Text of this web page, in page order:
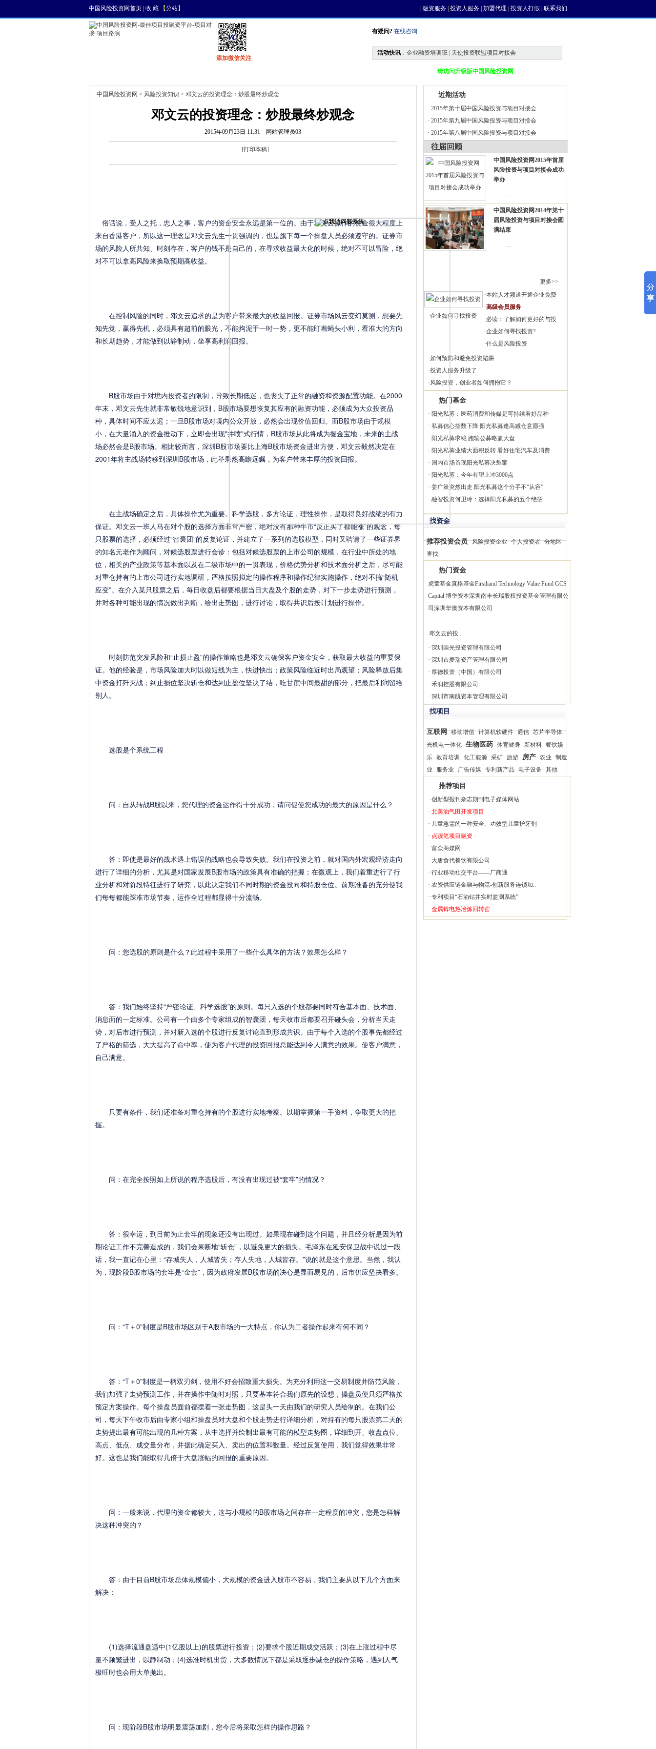
中国风险投资网首页 收 藏 【分站】 融资服务 投资人服务 加盟代理 投资人打假 联系我们
添加微信关注
有疑问? 在线咨询
活动快讯 ： 企业融资培训班 | 天使投资联盟项目对接会
请访问升级版中国风险投资网
中国风险投资网 > 风险投资知识 > 邓文云的投资理念：炒股最终炒观念
邓文云的投资理念：炒股最终炒观念
2015年09月23日 11:31 网站管理员03
[打印本稿]
俗话说，受人之托，忠人之事，客户的资金安全永远是第一位的。由于邓文云操作的资金很大程度上
来自香港客户，所以这一理念是邓文云先生一贯强调的，也是旗下每一个操盘人员必须遵守的。证券市
场的风险人所共知、时刻存在，客户的钱不是自己的，在寻求收益最大化的时候，绝对不可以冒险，绝
对不可以拿高风险来换取预期高收益。
在控制风险的同时，邓文云追求的是为客户带来最大的收益回报。证券市场风云变幻莫测，想要先
知先觉，赢得先机，必须具有超前的眼光，不能拘泥于一时一势，更不能盯着蝇头小利，看准大的方向
和长期趋势，才能做到以静制动，坐享高利润回报。
B股市场由于对境内投资者的限制，导致长期低迷，也丧失了正常的融资和资源配置功能。在2000
年末，邓文云先生就非常敏锐地意识到，B股市场要想恢复其应有的融资功能，必须成为大众投资品
种，具体时间不应太迟；一旦B股市场对境内公众开放，必然会出现价值回归。而B股市场由于规模
小，在大量涌入的资金推动下，立即会出现"井喷"式行情，B股市场从此将成为掘金宝地，未来的主战
场必然会是B股市场。相比较而言，深圳B股市场要比上海B股市场资金进出方便，邓文云毅然决定在
2001年将主战场转移到深圳B股市场，此举果然高瞻远瞩，为客户带来丰厚的投资回报。
在主战场确定之后，具体操作尤为重要。科学选股，多方论证，理性操作，是取得良好战绩的有力
保证。邓文云一班人马在对个股的选择方面非常严密，绝对没有那种牛市“反正买了都能涨”的观念，每
只股票的选择，必须经过“智囊团”的反复论证，并建立了一系列的选股模型，同时又聘请了一些证券界
的知名元老作为顾问，对候选股票进行会诊：包括对候选股票的上市公司的规模，在行业中所处的地
位，相关的产业政策等基本面以及在二级市场中的一贯表现，价格优势分析和技术面分析之后，尽可能
对重仓持有的上市公司进行实地调研，严格按照拟定的操作程序和操作纪律实施操作，绝对不搞“随机
应变”。在介入某只股票之后，每日收盘后都要根据当日大盘及个股的走势，对下一步走势进行预测，
并对各种可能出现的情况做出判断，绘出走势图，进行讨论，取得共识后按计划进行操作。
时刻防范突发风险和“止损止盈”的操作策略也是邓文云确保客户资金安全，获取最大收益的重要保
证。他的经验是，市场风险加大时以做短线为主，快进快出；政策风险临近时出局观望；风险释放后集
中资金打歼灭战；到止损位坚决斩仓和达到止盈位坚决了结，吃甘蔗中间最甜的部分，把最后利润留给
别人。
选股是个系统工程
问：自从转战B股以来，您代理的资金运作得十分成功，请问促使您成功的最大的原因是什么？
答：即使是最好的战术遇上错误的战略也会导致失败。我们在投资之前，就对国内外宏观经济走向
进行了详细的分析，尤其是对国家发展B股市场的政策具有准确的把握；在微观上，我们着重进行了行
业分析和对阶段特征进行了研究，以此决定我们不同时期的资金投向和持股仓位。前期准备的充分使我
们每每都能踩准市场节奏，运作全过程都显得十分流畅。
问：您选股的原则是什么？此过程中采用了一些什么具体的方法？效果怎么样？
答：我们始终坚持“严密论证、科学选股”的原则。每只入选的个股都要同时符合基本面、技术面、
消息面的一定标准。公司有一个由多个专家组成的智囊团，每天收市后都要召开碰头会，分析当天走
势，对后市进行预测，并对新入选的个股进行反复讨论直到形成共识。由于每个入选的个股事先都经过
了严格的筛选，大大提高了命中率，使为客户代理的投资回报总能达到令人满意的效果。使客户满意，
自己满意。
只要有条件，我们还准备对重仓持有的个股进行实地考察。以期掌握第一手资料，争取更大的把
握。
问：在完全按照如上所说的程序选股后，有没有出现过被“套牢”的情况？
答：很幸运，到目前为止套牢的现象还没有出现过。如果现在碰到这个问题，并且经分析是因为前
期论证工作不完善造成的，我们会果断地“斩仓”，以避免更大的损失。毛泽东在延安保卫战中说过一段
话，我一直记在心里：“存城失人，人城皆失；存人失地，人城皆存。”说的就是这个意思。当然，我认
为，现阶段B股市场的套牢是“金套”，因为政府发展B股市场的决心是显而易见的，后市仍应坚决看多。
问：“T＋0”制度是B股市场区别于A股市场的一大特点，你认为二者操作起来有何不同？
答：“T＋0”制度是一柄双刃剑，使用不好会招致重大损失。为充分利用这一交易制度并防范风险，
我们加强了走势预测工作，并在操作中随时对照，只要基本符合我们原先的设想，操盘员便只须严格按
预定方案操作。每个操盘员面前都摆着一张走势图，这是头一天由我们的研究人员绘制的。在我们公
司，每天下午收市后由专家小组和操盘员对大盘和个股走势进行详细分析，对持有的每只股票第二天的
走势提出最有可能出现的几种方案，从中选择并绘制出最有可能的模型走势图，详细到开、收盘点位、
高点、低点、成交量分布，并据此确定买入、卖出的位置和数量。经过反复使用，我们觉得效果非常
好。这也是我们能取得几倍于大盘涨幅的回报的重要原因。
问：一般来说，代理的资金都较大，这与小规模的B股市场之间存在一定程度的冲突，您是怎样解
决这种冲突的？
答：由于目前B股市场总体规模偏小，大规模的资金进入股市不容易，我们主要从以下几个方面来
解决：
(1)选择流通盘适中(1亿股以上)的股票进行投资；(2)要求个股近期成交活跃；(3)在上涨过程中尽
量不频繁进出，以静制动；(4)选准时机出货，大多数情况下都是采取逐步减仓的操作策略，遇到人气
极旺时也会用大单抛出。
问：现阶段B股市场明显震荡加剧，您今后将采取怎样的操作思路？
近期活动
· 2015年第十届中国风险投资与项目对接会
· 2015年第九届中国风险投资与项目对接会
· 2015年第八届中国风险投资与项目对接会
往届回顾
中国风险投资网2015年首届
风险投资与项目对接会成功
举办
...
中国风险投资网2014年第十
届风险投资与项目对接会圆
满结束
...
更多>>
企业如何寻找投资
·本站人才频道开通企业免费
·高级会员服务
·必读：了解如何更好的与投
·企业如何寻找投资?
·什么是风险投资
·如何预防和避免投资陷阱
·投资人服务升级了
·风险投资，创业者如何拥抱它？
热门基金
· 阳光私募：医药消费和传媒是可持续看好品种
· 私募信心指数下降 阳光私募逢高减仓意愿强
· 阳光私募求稳 跑输公募略赢大盘
· 阳光私募业绩大面积反转 看好住宅汽车及消费
· 国内市场首现阳光私募决裂案
· 阳光私募：今年有望上冲3000点
· 姜广策突然出走 阳光私募这个分手不“从容”
· 融智投资何卫玲：选择阳光私募的五个绝招
找资金
推荐投资会员 风险投资企业 个人投资者 分地区
查找
热门资金
虎童基金真格基金Firsthand Technology Value Fund GCS
Capital 博华资本深圳南丰长瑞股权投资基金管理有限公
司 深圳华澳资本有限公司
邓文云的投..
· 深圳崇光投资管理有限公司
· 深圳市麦瑞资产管理有限公司
· 厚德投资（中国）有限公司
· 禾润控股有限公司
· 深圳市南航资本管理有限公司
找项目
互联网 移动增值 计算机软硬件 通信 芯片半导体
光机电一体化 生物医药 体育健身 新材料 餐饮娱
乐 教育培训 化工能源 采矿 旅游 房产 农业
制造
业
服务业 广告传媒 专利新产品 电子设备 其他
推荐项目
· 创新型报刊杂志期刊电子媒体网站
· 北美油气田开发项目
· 儿童急需的一种安全、功效型儿童护牙剂
· 点读笔项目融资
· 富众商媒网
· 大唐食代餐饮有限公司
· 行业移动社交平台——厂商通
· 农资供应链金融与物流-创新服务连锁加..
· 专利项目“石油钻井实时监测系统”
· 金属锌电热冶炼回转窑